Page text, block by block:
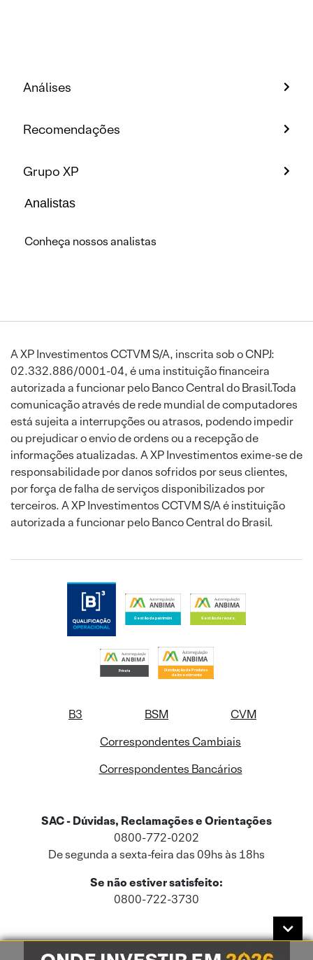
Análises
Recomendações
Grupo XP
Analistas
Conheça nossos analistas
A XP Investimentos CCTVM S/A, inscrita sob o CNPJ:
02.332.886/0001-04, é uma instituição financeira
autorizada a funcionar pelo Banco Central do Brasil.Toda
comunicação através de rede mundial de computadores
está sujeita a interrupções ou atrasos, podendo impedir
ou prejudicar o envio de ordens ou a recepção de
informações atualizadas. A XP Investimentos exime-se de
responsabilidade por danos sofridos por seus clientes,
por força de falha de serviços disponibilizados por
terceiros. A XP Investimentos CCTVM S/A é instituição
autorizada a funcionar pelo Banco Central do Brasil.
B3 BSM
CVM
Correspondentes Cambiais
Correspondentes Bancários
SAC - Dúvidas, Reclamações e Orientações
0800-772-0202
De segunda a sexta-feira das 09hs às 18hs
Se não estiver satisfeito:
0800-722-3730
Este site usa cookies e dados pessoais de acordo com a nossaPolítica de